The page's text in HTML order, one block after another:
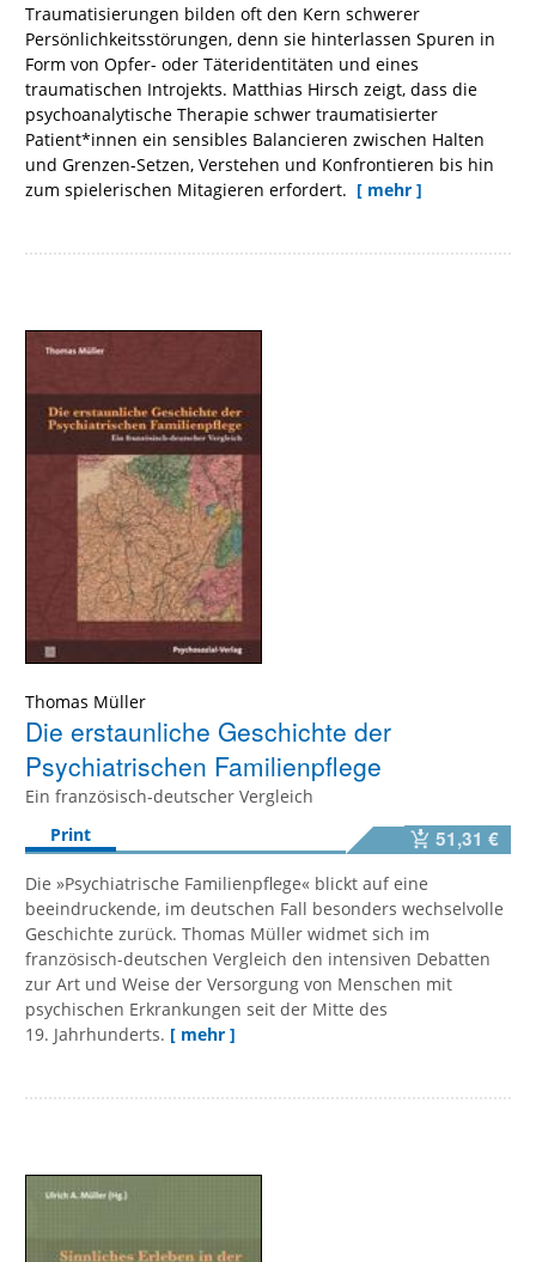
Traumatisierungen bilden oft den Kern schwerer
Persönlichkeitsstörungen, denn sie hinterlassen Spuren in
Form von Opfer- oder Täteridentitäten und eines
traumatischen Introjekts. Matthias Hirsch zeigt, dass die
psychoanalytische Therapie schwer traumatisierter
Patient*innen ein sensibles Balancieren zwischen Halten
und Grenzen-Setzen, Verstehen und Konfrontieren bis hin
zum spielerischen Mitagieren erfordert. [ mehr ]
Thomas Müller
Die erstaunliche Geschichte der
Psychiatrischen Familienpflege
Ein französisch-deutscher Vergleich
Print
51,31 €
Die »Psychiatrische Familienpflege« blickt auf eine
beeindruckende, im deutschen Fall besonders wechselvolle
Geschichte zurück. Thomas Müller widmet sich im
französisch-deutschen Vergleich den intensiven Debatten
zur Art und Weise der Versorgung von Menschen mit
psychischen Erkrankungen seit der Mitte des
19. Jahrhunderts. [ mehr ]